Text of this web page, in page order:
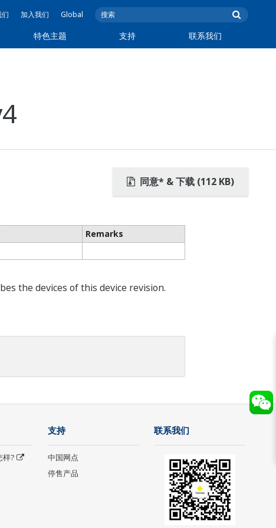
加入我们 Global
特色主题 支持 联系我们
同意* & 下载 (112 KB)
Remarks
the devices of this device revision.
样?
支持
中国网点
停售产品
联系我们